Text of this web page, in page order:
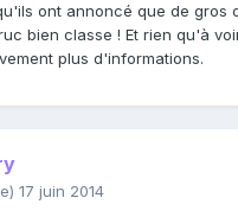
ont annoncé que de gros
bien classe ! Et rien qu'à
plus d'informations.
17 juin 2014